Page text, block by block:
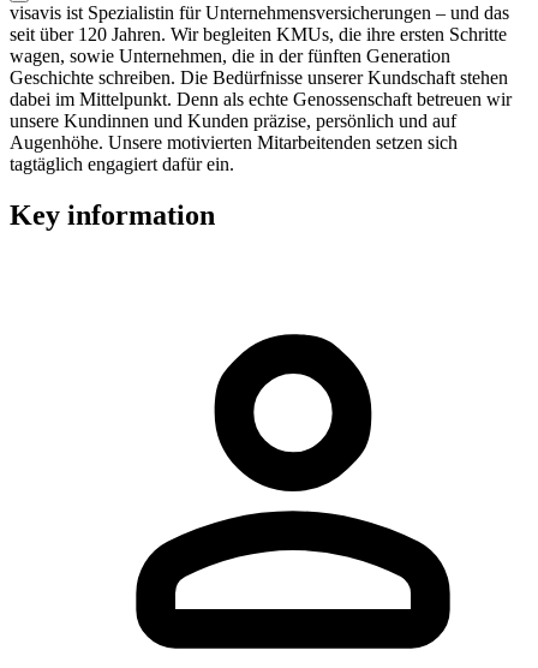
visavis ist Spezialistin für Unternehmensversicherungen – und das
seit über 120 Jahren. Wir begleiten KMUs, die ihre ersten Schritte
wagen, sowie Unternehmen, die in der fünften Generation
Geschichte schreiben. Die Bedürfnisse unserer Kundschaft stehen
dabei im Mittelpunkt. Denn als echte Genossenschaft betreuen wir
unsere Kundinnen und Kunden präzise, persönlich und auf
Augenhöhe. Unsere motivierten Mitarbeitenden setzen sich
tagtäglich engagiert dafür ein.
Key information